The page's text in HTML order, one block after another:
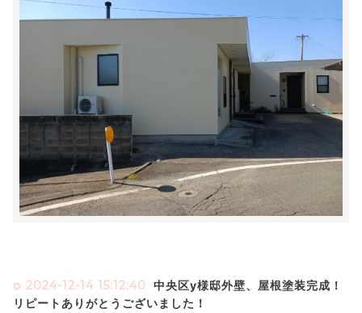
2024-12-14 15:12:40 中央区y様邸外壁、屋根塗装完成！
リピートありがとうございました！